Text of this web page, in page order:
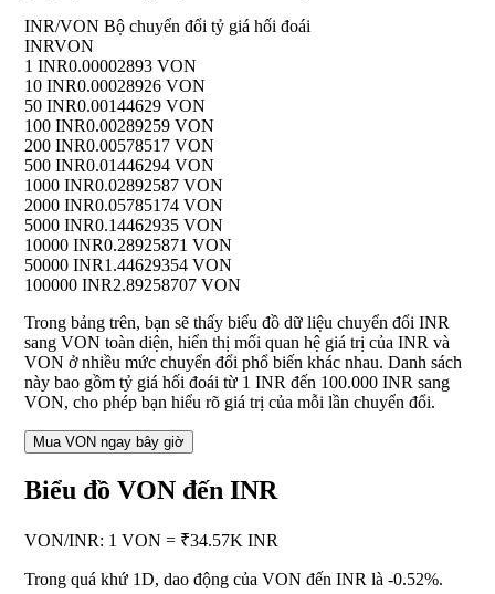
INR/VON Bộ chuyển đổi tỷ giá hối đoái
INRVON
1 INR0.00002893 VON
10 INR0.00028926 VON
50 INR0.00144629 VON
100 INR0.00289259 VON
200 INR0.00578517 VON
500 INR0.01446294 VON
1000 INR0.02892587 VON
2000 INR0.05785174 VON
5000 INR0.14462935 VON
10000 INR0.28925871 VON
50000 INR1.44629354 VON
100000 INR2.89258707 VON
Trong bảng trên, bạn sẽ thấy biểu đồ dữ liệu chuyển đổi INR
sang VON toàn diện, hiển thị mối quan hệ giá trị của INR và
VON ở nhiều mức chuyển đổi phổ biến khác nhau. Danh sách
này bao gồm tỷ giá hối đoái từ 1 INR đến 100.000 INR sang
VON, cho phép bạn hiểu rõ giá trị của mỗi lần chuyển đổi.
Mua VON ngay bây giờ
Biểu đồ VON đến INR
VON/INR: 1 VON = ₹34.57K INR
Trong quá khứ 1D, dao động của VON đến INR là -0.52%.